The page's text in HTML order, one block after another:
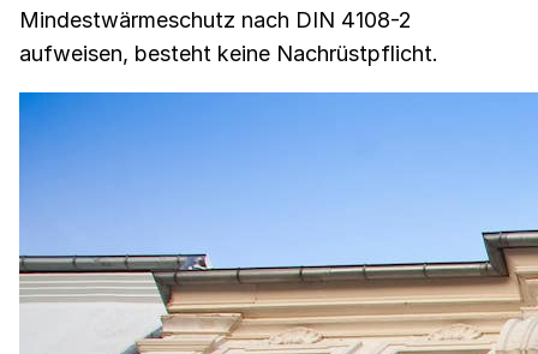
Mindestwärmeschutz nach DIN 4108-2
aufweisen, besteht keine Nachrüstpflicht.